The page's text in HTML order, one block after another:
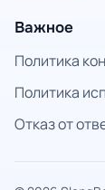
Важное
Политика
Политика
Отказ от